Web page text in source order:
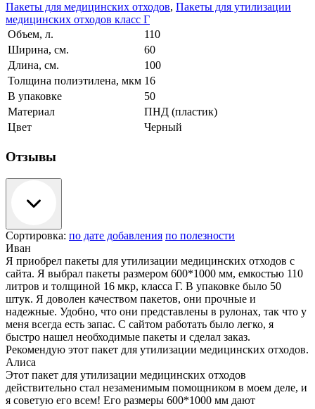
Пакеты для медицинских отходов, Пакеты для утилизации
медицинских отходов класс Г
Объем, л.
110
Ширина, см.
60
Длина, см.
100
Толщина полиэтилена, мкм 16
В упаковке
50
Материал
ПНД (пластик)
Цвет
Черный
Отзывы
Сортировка: по дате добавления по полезности
Иван
Я приобрел пакеты для утилизации медицинских отходов с
сайта. Я выбрал пакеты размером 600*1000 мм, емкостью 110
литров и толщиной 16 мкр, класса Г. В упаковке было 50
штук. Я доволен качеством пакетов, они прочные и
надежные. Удобно, что они представлены в рулонах, так что у
меня всегда есть запас. С сайтом работать было легко, я
быстро нашел необходимые пакеты и сделал заказ.
Рекомендую этот пакет для утилизации медицинских отходов.
Алиса
Этот пакет для утилизации медицинских отходов
действительно стал незаменимым помощником в моем деле, и
я советую его всем! Его размеры 600*1000 мм дают